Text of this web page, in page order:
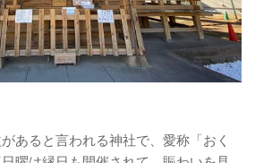
あると言われる神社で、愛称「おく